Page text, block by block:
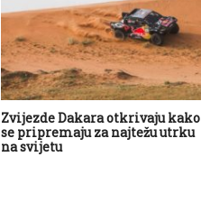
Zvijezde Dakara otkrivaju kako
se pripremaju za najtežu utrku
na svijetu